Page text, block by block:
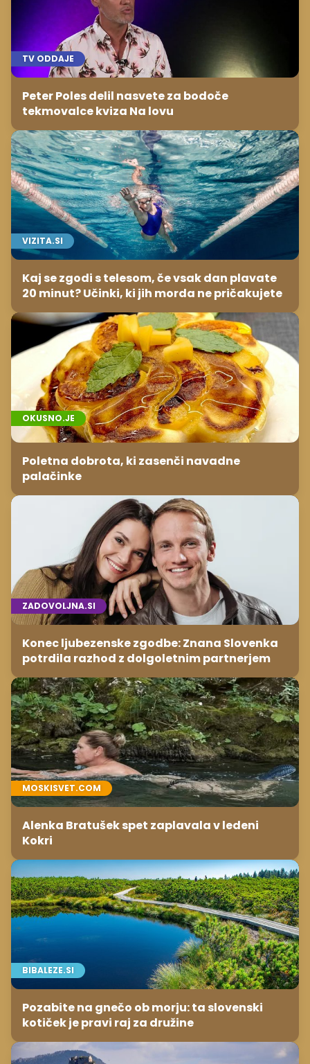
TV ODDAJE
Peter Poles delil nasvete za bodoče
tekmovalce kviza Na lovu
VIZITA.SI
Kaj se zgodi s telesom, če vsak dan plavate
20 minut? Učinki, ki jih morda ne pričakujete
OKUSNO.JE
Poletna dobrota, ki zasenči navadne
palačinke
ZADOVOLJNA.SI
Konec ljubezenske zgodbe: Znana Slovenka
potrdila razhod z dolgoletnim partnerjem
MOSKISVET.COM
Alenka Bratušek spet zaplavala v ledeni
Kokri
BIBALEZE.SI
Pozabite na gnečo ob morju: ta slovenski
kotiček je pravi raj za družine